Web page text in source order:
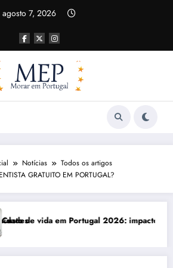
agosto 7, 2026
Notícias
Todos os artigos
GRATUITO EM PORTUGAL?
reais e ajustes necessáriosComunicação